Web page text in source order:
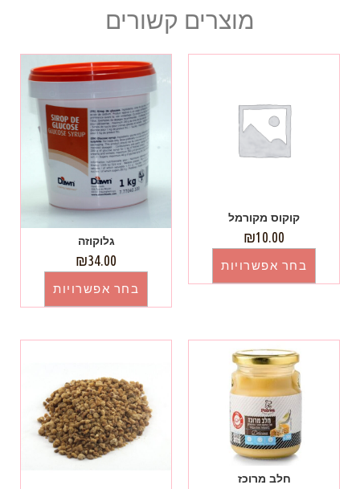
מוצרים קשורים
קוקוס מקורמל
₪10.00
בחר אפשרויות
גלוקוזה
₪34.00
בחר אפשרויות
חלב מרוכז